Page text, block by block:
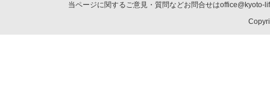
当ページに関するご意見・質問などお問合せは